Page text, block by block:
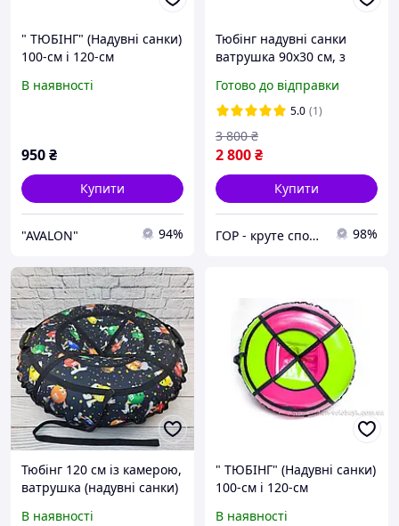
" TЮБІНГ" (Надувні санки)
100-см і 120-см
В наявності
950₴
Купити
"AVALON" 94%
Тюбінг надувні санки
ватрушка 90х30 см, з
зими, жовто-синій
Готово до відправки
5.0 (1)
2 800₴
3 800 ₴
Купити
ГОР - круте спорядження для рафтингу та водного туризму 98%
Тюбінг 120 см із камерою,
ватрушка (надувні санки)
В наявності
" TЮБІНГ" (Надувні санки)
100-см і 120-см
В наявності